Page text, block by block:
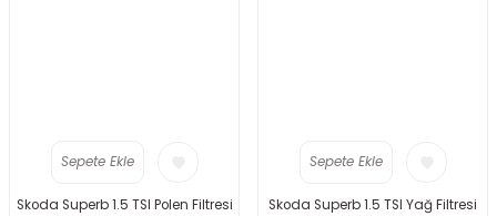
Sepete Ekle
Skoda Superb 1.5 TSI Polen Filtresi
Sepete Ekle
Skoda Superb 1.5 TSI Yağ Filtresi